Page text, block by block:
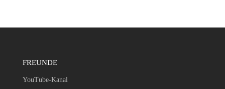
FREUNDE
YouTube-Kanal